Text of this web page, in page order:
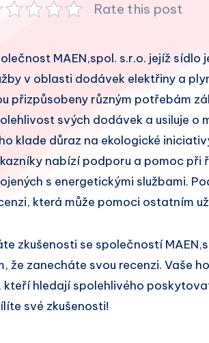
Rate this post
MAEN,spol. s.r.o. jejíž sídlo
v oblasti dodávek elektřiny a
přizpůsobeny různým potřebám
svých dodávek a usiluje o
klade důraz na ekologické
nabízí podporu a pomoc při
s energetickými službami.
která může pomoci ostatním
zkušenosti se společností
že zanecháte svou recenzi. Vaše
kteří hledají spolehlivého
své zkušenosti!